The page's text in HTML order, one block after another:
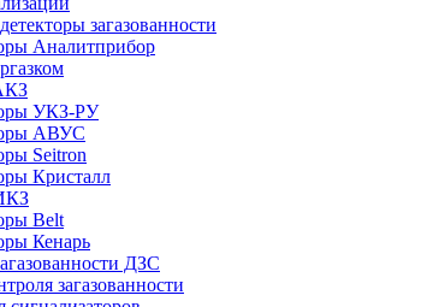
загазованности
Аналитприбор
УКЗ-РУ
АВУС
Seitron
Кристалл
Belt
Кенарь
ДЗС
загазованности